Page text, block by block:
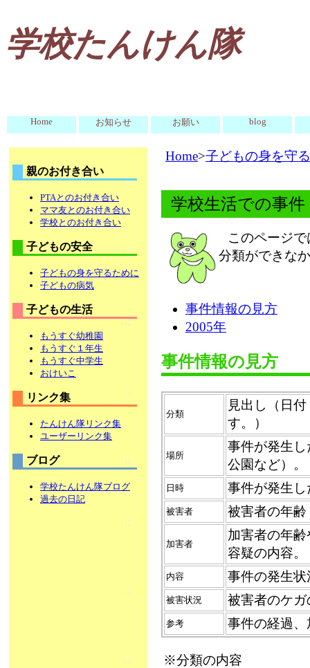
学校たんけん隊
Home お知らせ お願い blog
親のお付き合い
PTAとのお付き合い
ママ友とのお付き合い
学校とのお付き合い
子どもの安全
子どもの身を守るために
子どもの病気
子どもの生活
もうすぐ幼稚園
もうすぐ１年生
もうすぐ中学生
おけいこ
リンク集
たんけん隊リンク集
ユーザーリンク集
ブログ
学校たんけん隊ブログ
過去の日記
Home>子どもの身を守
学校生活での事
このページ
分類ができな
事件情報の見方
2005年
事件情報の見方
分類
見出し（日
す。）
場所
事件が発生
公園など）。
日時 事件が発生
被害者 被害者の年
加害者
加害者の年
容疑の内容。
内容 事件の発生
被害状況 被害者のケ
参考 事件の経過
※分類の内容